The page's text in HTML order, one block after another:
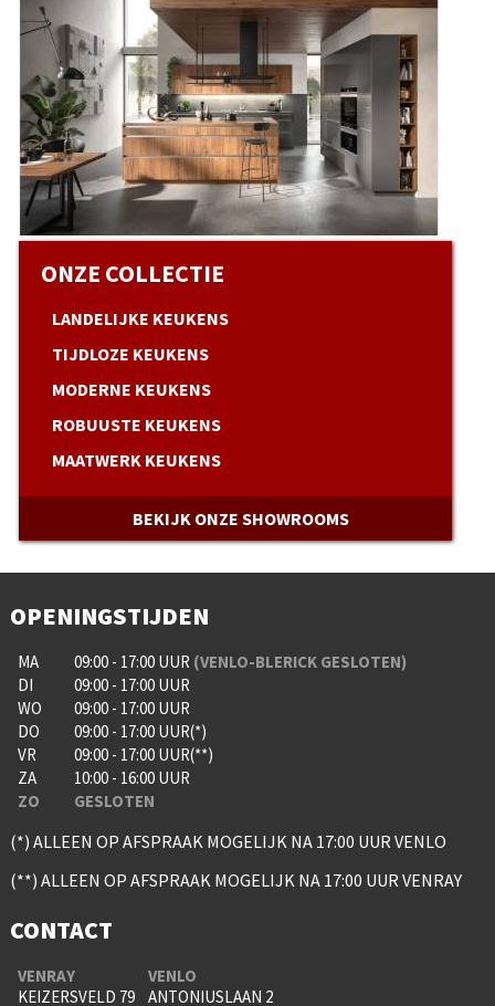
ONZE COLLECTIE
LANDELIJKE KEUKENS
TIJDLOZE KEUKENS
MODERNE KEUKENS
ROBUUSTE KEUKENS
MAATWERK KEUKENS
BEKIJK ONZE SHOWROOMS
OPENINGSTIJDEN
MA 09:00 - 17:00 UUR (VENLO-BLERICK GESLOTEN)
DI
09:00 - 17:00 UUR
WO
09:00 - 17:00 UUR
DO
09:00 - 17:00 UUR(*)
VR
09:00 - 17:00 UUR(**)
ZA
10:00 - 16:00 UUR
ZO
GESLOTEN
(*) ALLEEN OP AFSPRAAK MOGELIJK NA 17:00 UUR VENLO
(**) ALLEEN OP AFSPRAAK MOGELIJK NA 17:00 UUR VENRAY
CONTACT
VENRAY
KEIZERSVELD 79
VENLO
ANTONIUSLAAN 2